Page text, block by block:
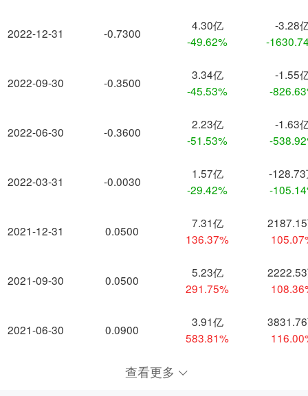
2022-12-31
2022-09-30
2022-06-30
2022-03-31
2021-12-31
2021-09-30
2021-06-30
-0.7300
4.30亿
-49.62%
-3.28
-
-0.3500
3.34亿
-45.53%
-1.55
-
-0.3600
2.23亿
-51.53%
-1.63
-
-0.0030
1.57亿
-29.42%
-
-
0.0500
7.31亿
136.37%
0.0500
5.23亿
291.75%
0.0900
3.91亿
583.81%
查看更多